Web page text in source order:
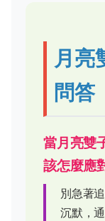
月亮
問答
當月亮雙
該怎麼應
別急著
沉默，